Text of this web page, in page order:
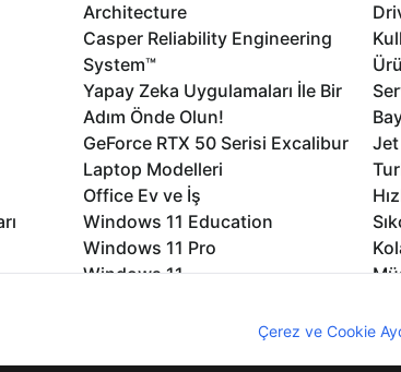
Architecture
Casper Reliability Engineering
System™
Yapay Zeka Uygulamaları İle Bir
Adım Önde Olun!
GeForce RTX 50 Serisi Excalibur
Laptop Modelleri
Office Ev ve İş
Windows 11 Education
Windows 11 Pro
Windows 11
Excalibur Duvar KağıtlarıÇerez ve Cookie